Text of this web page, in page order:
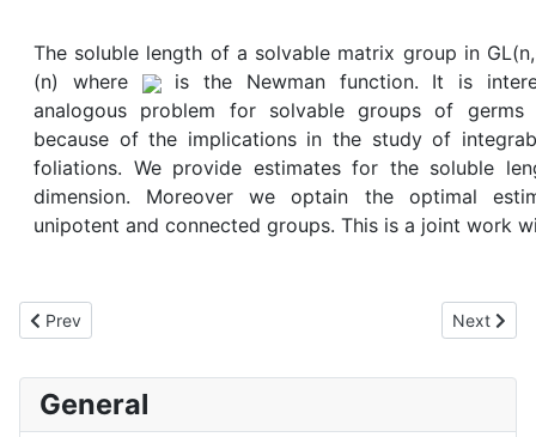
General
The soluble length of a solvable matrix group in
(n) where
is the Newman function. It is
analogous problem for solvable groups of germs
because of the implications in the study of
foliations. We provide estimates for the soluble
dimension. Moreover we optain the optimal
unipotent and connected groups. This is a joint work
Previous article: Second International Conference on Valuation
Prev Next
Next